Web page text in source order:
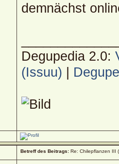
demnächst
Degupedia 2.0:
(Issuu)
Betreff des Beitrags: Re: Chilepflanzen III